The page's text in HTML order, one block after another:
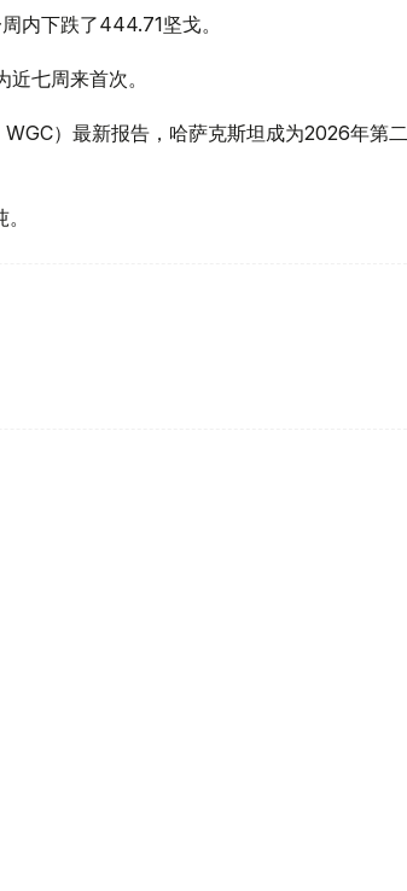
内下跌了444.71坚戈。
七周来首次。
）最新报告，哈萨克斯坦成为2026年第二